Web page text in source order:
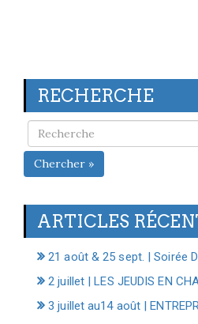
RECHERCHE
Chercher »
ARTICLES
21 août & 25 sept. | Soirée
2 juillet | LES JEUDIS EN
3 juillet au14 août |